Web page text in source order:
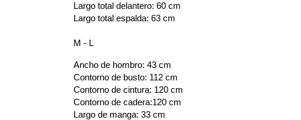
Largo total delantero: 60 cm
Largo total espalda: 63 cm
M - L
Ancho de hombro: 43 cm
Contorno de busto: 112 cm
Contorno de cintura: 120 cm
Contorno de cadera:120 cm
Largo de manga: 33 cm